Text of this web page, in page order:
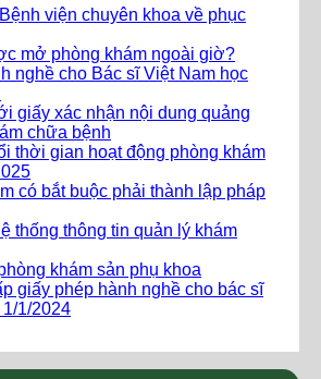
viện chuyên khoa về phục
mở phòng khám ngoài giờ?
nghề cho Bác sĩ Việt Nam học
giấy xác nhận nội dung quảng
chữa bệnh
thời gian hoạt động phòng khám
có bắt buộc phải thành lập pháp
thống thông tin quản lý khám
khám sản phụ khoa
giấy phép hành nghề cho bác sĩ
1/2024